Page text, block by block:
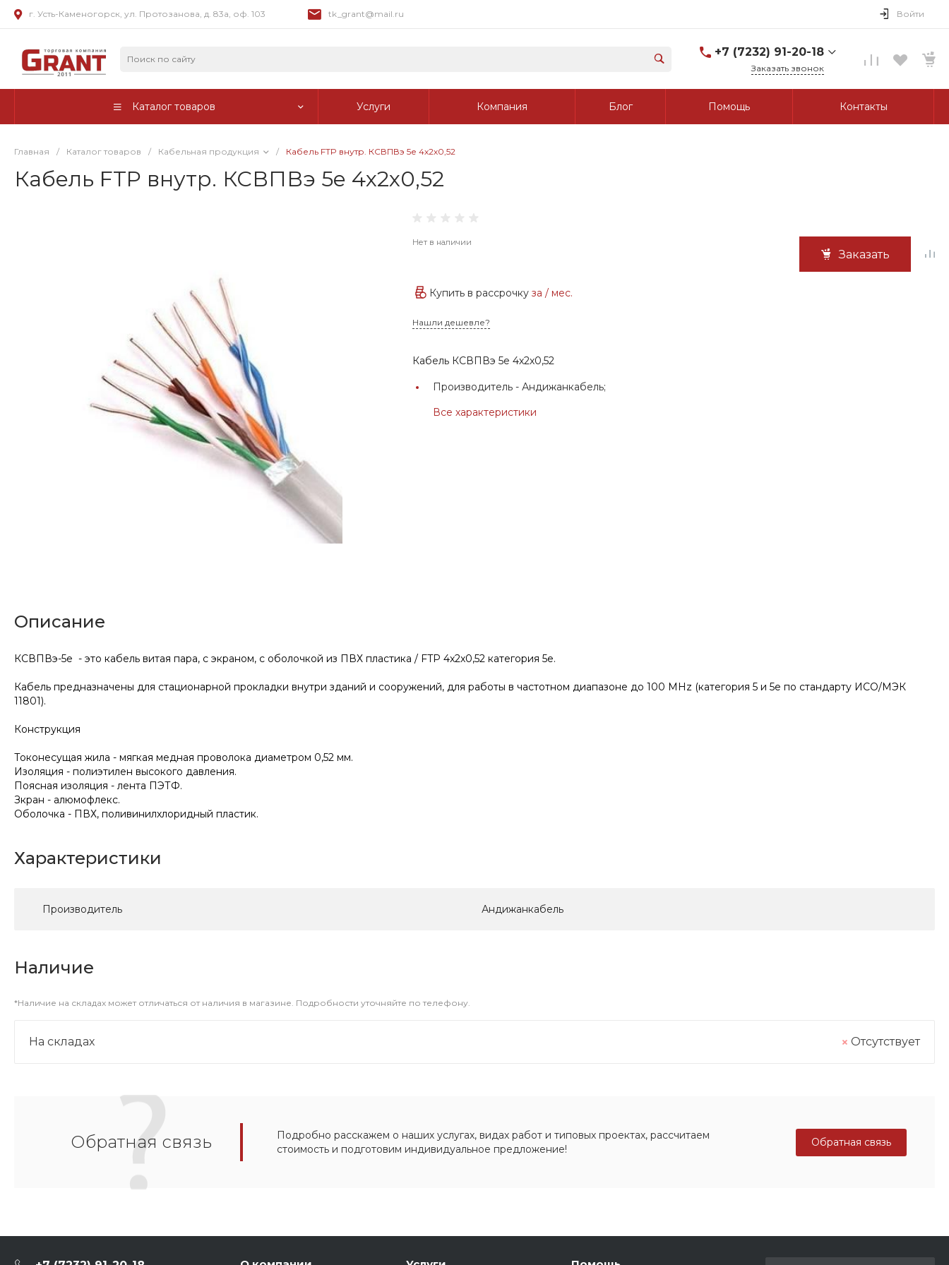
г. Усть-Каменогорск, ул. Протозанова, д. 83а, оф. 103 tk_grant@mail.ru Войти
+7 (7232) 91-20-18
г. Усть-Каменогорск, ул.
Заказать звонок
Каталог товаров Услуги Компания Блог Помощь Контакты
Главная / Каталог товаров / Кабельная продукция / Кабель FTP внутр. КСВПВэ 5е 4х2х0,52
Кабель FTP внутр. КСВПВэ 5е 4х2х0,52
Нет в наличии
Заказать
Купить в рассрочкуза/ мес.
Нашли дешевле?
Кабель КСВПВэ 5е 4х2х0,52
Производитель -Андижанкабель;
Все характеристики
Описание
КСВПВэ-5е - это кабель витая пара, c экраном, с оболочкой из ПВХ пластика / FTP 4x2x0,52 категория 5е.
Кабель предназначены для стационарной прокладки внутри зданий и сооружений, для работы в частотном диапазоне до 100 МHz (категория 5 и 5е по стандарту ИСО/МЭК
11801).
Конструкция
Токонесущая жила - мягкая медная проволока диаметром 0,52 мм.
Изоляция - полиэтилен высокого давления.
Поясная изоляция - лента ПЭТФ.
Зкран - алюмофлекс.
Оболочка - ПВХ, поливинилхлоридный пластик.
Характеристики
Производитель Андижанкабель
Наличие
*Наличие на складах может отличаться от наличия в магазине. Подробности уточняйте по телефону.
На складах Отсутствует
Обратная связь
Подробно расскажем о наших услугах, видах работ и типовых проектах, рассчитаем
стоимость и подготовим индивидуальное предложение!
Обратная связь